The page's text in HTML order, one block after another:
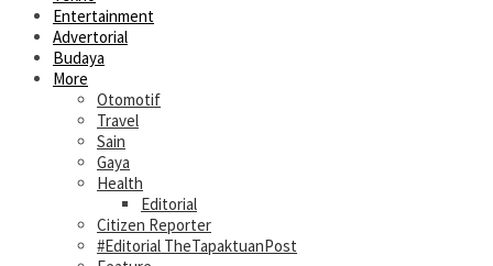
Entertainment
Advertorial
Budaya
More
Otomotif
Travel
Sain
Gaya
Health
Editorial
Citizen Reporter
#Editorial TheTapaktuanPost